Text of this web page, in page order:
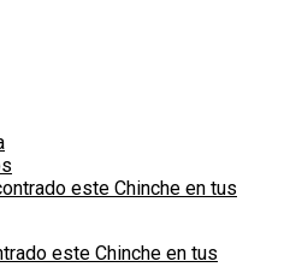
este Chinche en tus